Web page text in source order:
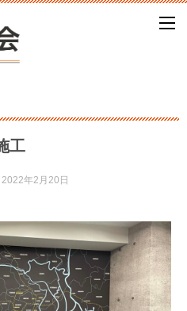
工
2022年2月20日